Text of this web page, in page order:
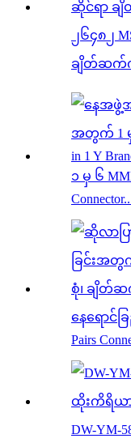
၂၆၄၈၂
ချိတ်ဆက်
၁ မှ ၆
နေရောင်ခ
Pairs
DW-YM-